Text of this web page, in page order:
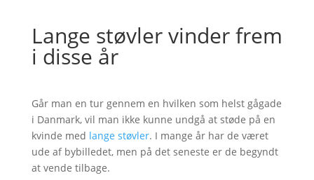
Lange støvler vinder frem
i disse år
Går man en tur gennem en hvilken som helst gågade
i Danmark, vil man ikke kunne undgå at støde på en
kvinde med lange støvler. I mange år har de været
ude af bybilledet, men på det seneste er de begyndt
at vende tilbage.